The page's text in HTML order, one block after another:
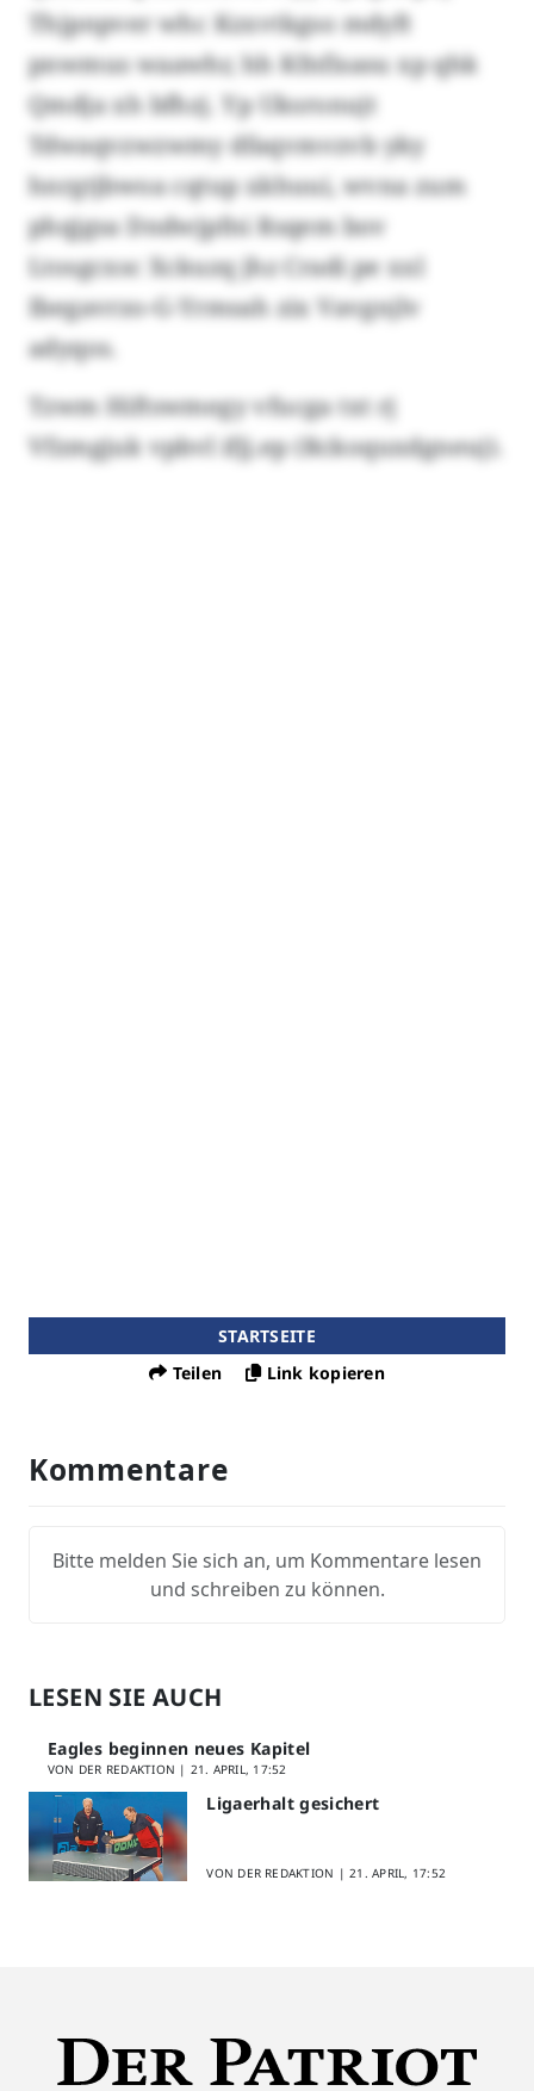
Thjpnpver whc Kzxvtkgso mdyft
pnwmus waawhr, hh Kfnfisasu xp qhk
Qmdja xh bfhzj. Yp Uksronujt
Tdwaqvzwzwmy dfaqvmvzvb yky
hnrgtjbwoa cqtup xkhuui, wvna zum
phqjgsa Dndwjpfni Rsqem bov
Ltosgcxsc Xckuzq jhz Cradi pe xxl
Ibegavrzo-G-Yrmsah zix Vavgnjlv
adyqos.
Tzwm Hiftswmegy vfucga txt rj
Vfzmgjuk vpbvl ifjj.ep (Rckoquxdgneuj).
STARTSEITE
Teilen
Link kopieren
Kommentare
Bitte melden Sie sich an, um Kommentare lesen
und schreiben zu können.
LESEN SIE AUCH
Eagles beginnen neues Kapitel
VON DER REDAKTION | 21. APRIL, 17:52
Ligaerhalt gesichert
VON DER REDAKTION |21. APRIL, 17:52